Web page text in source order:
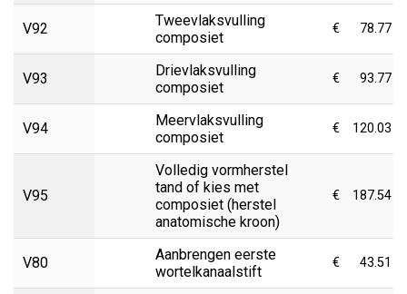
V92
Tweevlaksvulling
composiet
€ 78.77
V93
Drievlaksvulling
composiet
€ 93.77
V94
Meervlaksvulling
composiet
€ 120.03
V95
Volledig vormherstel
tand of kies met
composiet (herstel
anatomische kroon)
€ 187.54
V80
Aanbrengen eerste
wortelkanaalstift
€ 43.51